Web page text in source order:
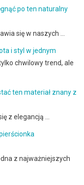
po ten naturalny
się w naszych …
i styl w jednym
chwilowy trend, ale
ten materiał znany z
z elegancją …
z najważniejszych